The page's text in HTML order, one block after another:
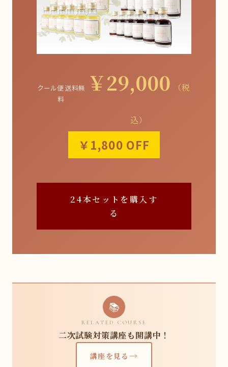
クール便 送料無
料
￥29,000 （税
込）
￥1,800 OFF
24本セットを購入す
る
📚
RELATED COURSE
二次試験対策講座も開講中！
講座を見る →